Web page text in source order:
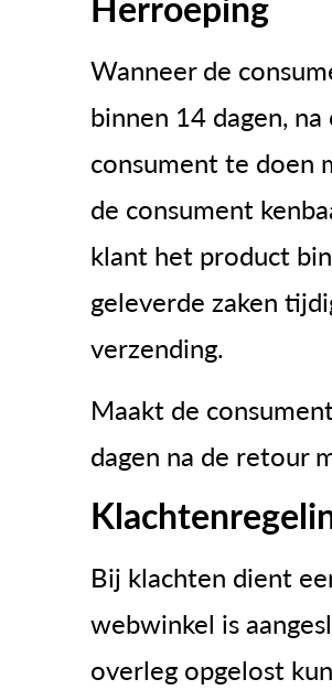
Wanneer de
binnen 14 dagen,
consument te doen
de consument
klant het product
geleverde zaken
verzending.
Maakt de
dagen na de retour
Bij klachten dient
webwinkel is
overleg opgelost